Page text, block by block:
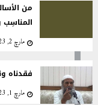
من
المناسِب
مارچ 2, 2023
فقدناه
مارچ 1, 2023